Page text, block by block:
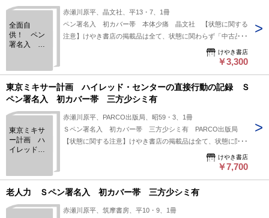
下さい。状態表記の無いものは特に問題なく良好とお考え下さ
い。:
全面自
供！ ペン
署名入 初
赤瀬川原平、晶文社、平13・7、1冊
ペン署名入 初カバー帯 本体少痛 晶文社 【状態に関する
注意】けやき書店の掲載品は全て、状態に関わらず「中古品
（並）」と表示されています。「日本の古本屋」は６段階の
「状態」表記が必須となりましたが、当店の扱う商品の特質
欄の「中古品（並）」という表現は考慮にいれないで下さい。
痛みなどの瑕疵につきましては、解説欄等をご参考にして下さ
い。:
けやき書店
￥3,300
東京ミキサー計画 ハイレッド・センターの直接行動の記録 Ｓ
ペン署名入 初カバー帯 三方少シミ有
東京ミキサ
ー計画 ハ
イレッド・
記録 Ｓペ
ン署名入
初カバー
帯 三方少
赤瀬川原平、PARCO出版局、昭59・3、1冊
Ｓペン署名入 初カバー帯 三方少シミ有 PARCO出版局
【状態に関する注意】けやき書店の掲載品は全て、状態に関わ
らず「中古品（並）」と表示されています。「日本の古本屋」
は６段階の「状態」表記が必須となりましたが、当店の扱う商
為、状態欄の「中古品（並）」という表現は考慮にいれないで
して下さい。状態表記の無いものは特に問題なく良好とお考え
けやき書店
￥7,700
老人力 Ｓペン署名入 初カバー帯 三方少シミ有
赤瀬川原平、筑摩書房、平10・9、1冊